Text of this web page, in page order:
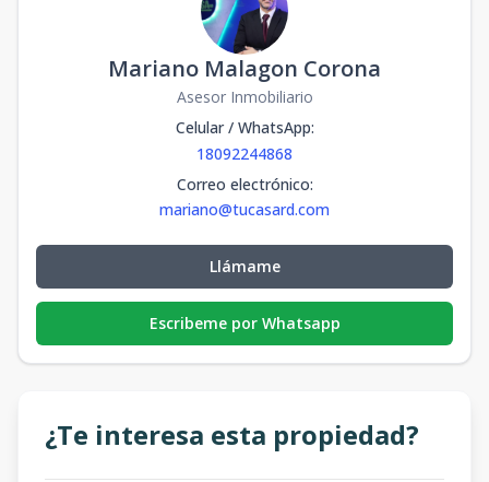
Mariano Malagon Corona
Asesor Inmobiliario
Celular / WhatsApp:
18092244868
Correo electrónico:
mariano@tucasard.com
Llámame
Escribeme por Whatsapp
¿Te interesa esta propiedad?